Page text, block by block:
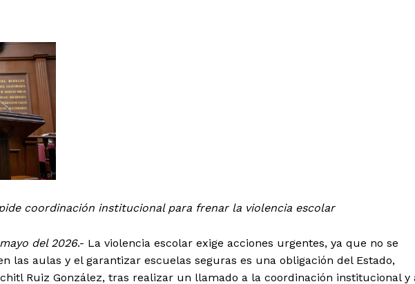
coordinación institucional para frenar la violencia escolar
del 2026.- La violencia escolar exige acciones urgentes, ya que no se
las aulas y el garantizar escuelas seguras es una obligación del Estado,
Ruiz González, tras realizar un llamado a la coordinación institucional y